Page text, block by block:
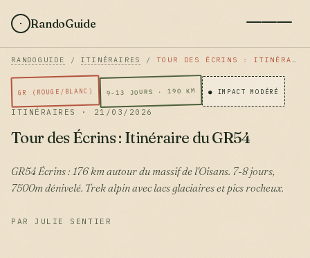
RandoGuide
RANDOGUIDE /ITINÉRAIRES /TOUR DES ÉCRINS : ITINÉRAIRE DU GR54
GR (ROUGE/BLANC) 9-13 JOURS · 190 KM ● IMPACT MODÉRÉ
ITINÉRAIRES · 21/03/2026
Tour des Écrins : Itinéraire du GR54
GR54 Écrins : 176 km autour du massif de l'Oisans. 7-8 jours,
7500m dénivelé. Trek alpin avec lacs glaciaires et pics rocheux.
PAR JULIE SENTIER